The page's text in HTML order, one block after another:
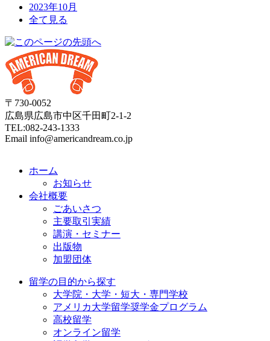
2023年10月
全て見る
〒730-0052
広島県広島市中区千田町2-1-2
TEL:082-243-1333
Email info@americandream.co.jp
ホーム
お知らせ
会社概要
ごあいさつ
主要取引実績
講演・セミナー
出版物
加盟団体
留学の目的から探す
大学院・大学・短大・専門学校
アメリカ大学留学奨学金プログラム
高校留学
オンライン留学